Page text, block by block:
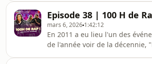
de-confide
en avance sur son temps, qui
que le duo avait compris une
Que le rap des années 90 était
et qu'il fallait s'adapter pour
dans l'industrie des années
Episode 38 | 100 H de
mars 6, 2026 1:42:12
En 2011 a eu lieu l'un des
de l'année voir de la décennie,